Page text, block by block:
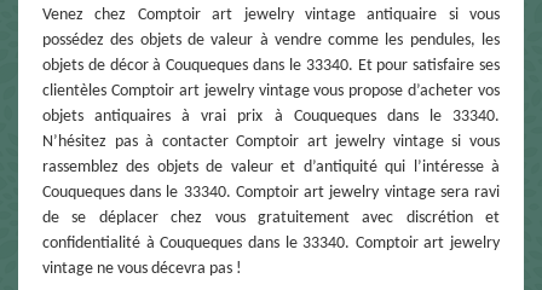
Venez chez Comptoir art jewelry vintage antiquaire si vous
possédez des objets de valeur à vendre comme les pendules, les
objets de décor à Couqueques dans le 33340. Et pour satisfaire ses
clientèles Comptoir art jewelry vintage vous propose d’acheter vos
objets antiquaires à vrai prix à Couqueques dans le 33340.
N’hésitez pas à contacter Comptoir art jewelry vintage si vous
rassemblez des objets de valeur et d’antiquité qui l’intéresse à
Couqueques dans le 33340. Comptoir art jewelry vintage sera ravi
de se déplacer chez vous gratuitement avec discrétion et
confidentialité à Couqueques dans le 33340. Comptoir art jewelry
vintage ne vous décevra pas !